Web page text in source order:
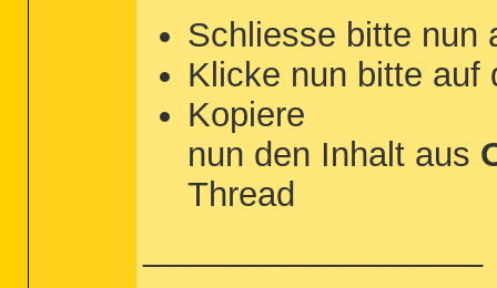
KR10N.sys
nvstor32.sys
/md5stop
%systemroot%\System32\config\*.sav
%systemroot%\system32\*.dll /
%USERPROFILE%\*.*
%USERPROFILE%\Local
%USERPROFILE%\Application Data\*.exe
Schliesse bitte nun
Klicke nun bitte auf
Kopiere
nun den Inhalt aus
Thread